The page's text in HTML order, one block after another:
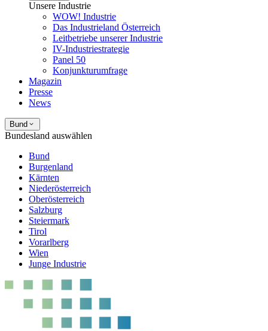
Unsere Industrie
WOW! Industrie
Das Industrieland Österreich
Leitbetriebe unserer Industrie
IV-Industriestrategie
Panel 50
Konjunkturumfrage
Magazin
Presse
News
Bund
Bundesland auswählen
Bund
Burgenland
Kärnten
Niederösterreich
Oberösterreich
Salzburg
Steiermark
Tirol
Vorarlberg
Wien
Junge Industrie